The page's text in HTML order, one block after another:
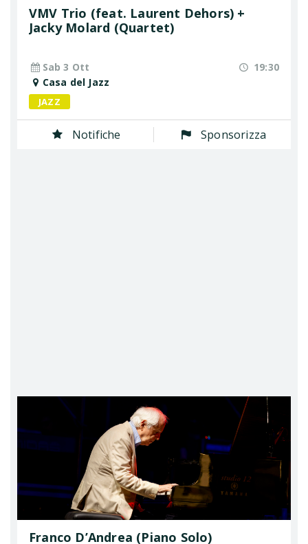
VMV Trio (feat. Laurent Dehors) +
Jacky Molard (Quartet)
Sab 3 Ott
19:30
Casa del Jazz
JAZZ
Notifiche Sponsorizza
Franco D’Andrea (Piano Solo)